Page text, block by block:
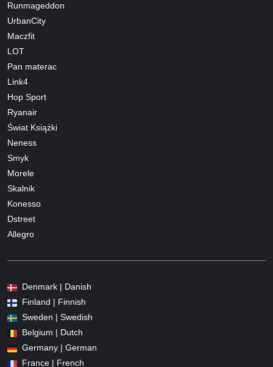
Runmageddon
UrbanCity
Maczfit
LOT
Pan materac
Link4
Hop Sport
Ryanair
Świat Książki
Neness
Smyk
Morele
Skalnik
Konesso
Dstreet
Allegro
Denmark | Danish
Finland | Finnish
Sweden | Swedish
Belgium | Dutch
Germany | German
France | French